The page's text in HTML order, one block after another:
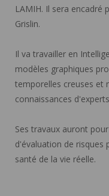
LAMIH. Il sera encadré
Grislin.
Il va travailler en
modèles graphiques
temporelles creuses et
connaissances
Ses travaux auront
d'évaluation de risques
santé de la vie réelle.